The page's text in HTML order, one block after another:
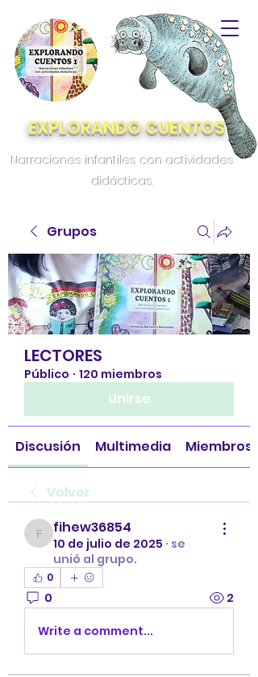
EXPLORANDO CUENTOS
Narraciones infantiles con actividades
didácticas.
Grupos
LECTORES
Público · 120 miembros
Unirse
Discusión Multimedia Miembros
Volver
fihew36854
fihew36854
10 de julio de 2025 · se
unió al grupo.
0
0 2
Write a comment...